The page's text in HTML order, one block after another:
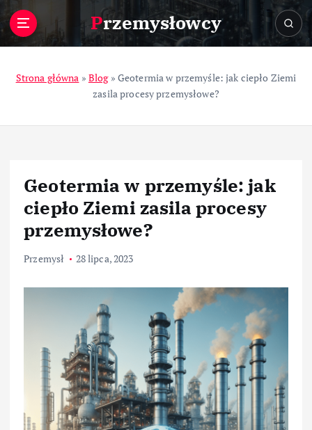
Przemysłowcy
Strona główna » Blog» Geotermia w przemyśle: jak ciepło Ziemi
zasila procesy przemysłowe?
Geotermia w przemyśle: jak
ciepło Ziemi zasila procesy
przemysłowe?
Przemysł 28 lipca, 2023